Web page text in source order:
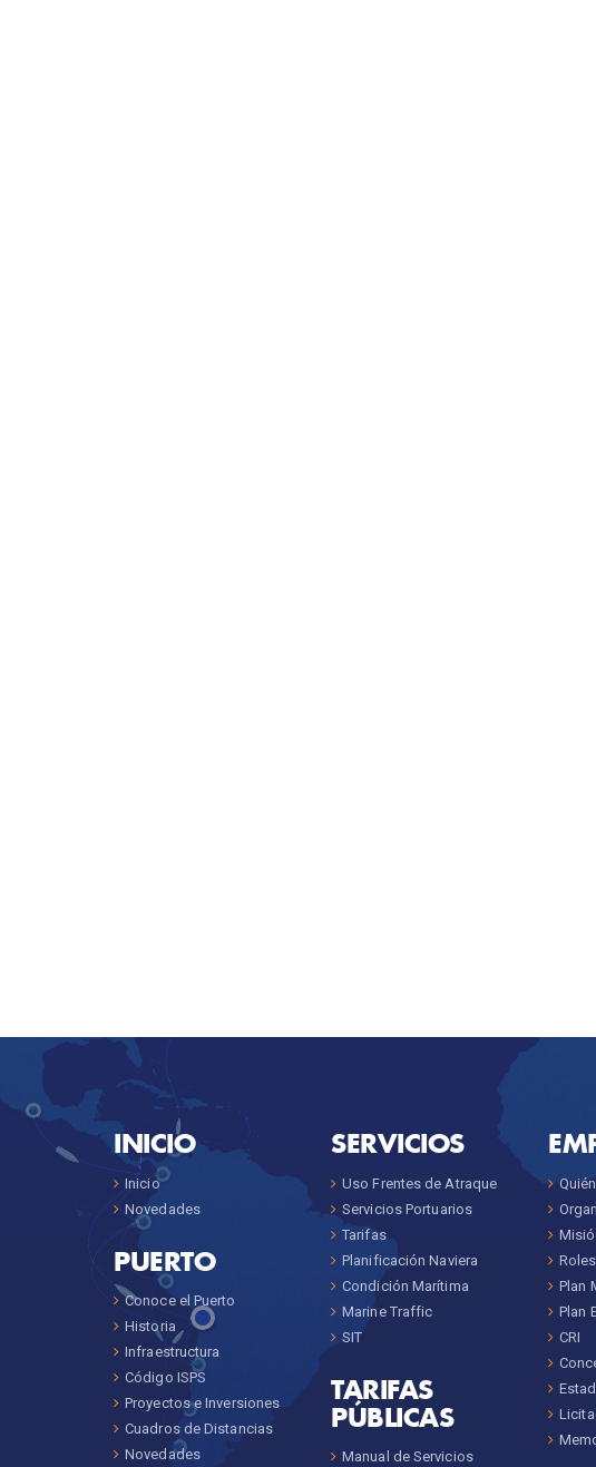
INICIO
Inicio
Novedades
PUERTO
Conoce el Puerto
Historia
Infraestructura
Código ISPS
Proyectos e Inversiones
Cuadros de Distancias
Novedades
SERVICIOS
Uso Frentes de Atraque
Servicios Portuarios
Tarifas
Planificación Naviera
Condición Marítima
Marine Traffic
SIT
TARIFAS
PÚBLICAS
Manual de Servicios
Plan
Plan
CRI